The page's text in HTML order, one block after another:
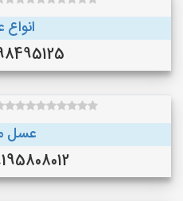
عسل
09195808012